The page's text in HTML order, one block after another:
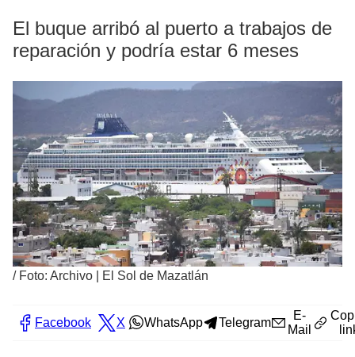
El buque arribó al puerto a trabajos de
reparación y podría estar 6 meses
/ Foto: Archivo | El Sol de Mazatlán
Facebook X WhatsApp Telegram
E-
Mail